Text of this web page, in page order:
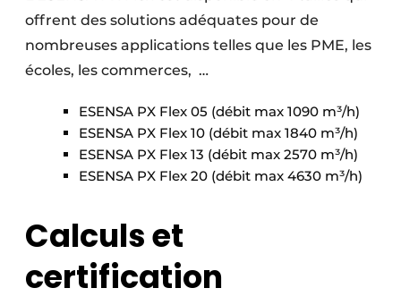
offrent des solutions adéquates pour de
nombreuses applications telles que les PME, les
écoles, les commerces, …
ESENSA PX Flex 05 (débit max 1090 m³/h)
ESENSA PX Flex 10 (débit max 1840 m³/h)
ESENSA PX Flex 13 (débit max 2570 m³/h)
ESENSA PX Flex 20 (débit max 4630 m³/h)
Calculs et
certification